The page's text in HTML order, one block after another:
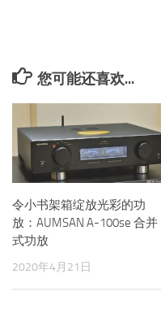
您可能还喜欢...
令小书架箱绽放光彩的功
放：AUMSAN A-100se 合并
式功放
2020年4月21日